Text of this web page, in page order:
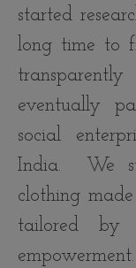
started
long time to
eventually
social
India. We
clothing
tailored by